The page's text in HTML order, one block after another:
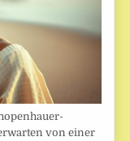
von einer